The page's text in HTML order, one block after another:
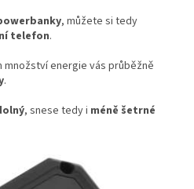
, můžete si tedy
telefon.
množství energie vás průběžně
.
, snese tedy i méně šetrné